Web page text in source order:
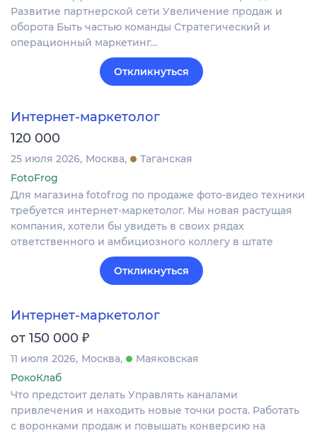
Развитие партнерской сети Увеличение продаж и
оборота Быть частью команды Стратегический и
операционный маркетинг…
Откликнуться
Интернет-маркетолог
120 000
25 июля 2026 Москва
Таганская
FotoFrog
Для магазина fotofrog по продаже фото-видео техники
требуется интернет-маркетолог. Мы новая растущая
компания, хотели бы увидеть в своих рядах
ответственного и амбициозного коллегу в штате
Откликнуться
Интернет-маркетолог
от 150 000 ₽
11 июля 2026 Москва
Маяковская
РокоКлаб
Что предстоит делать Управлять каналами
привлечения и находить новые точки роста. Работать
с воронками продаж и повышать конверсию на